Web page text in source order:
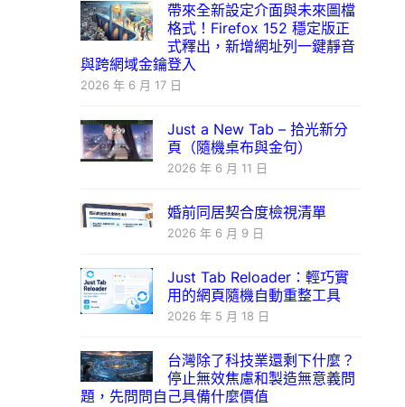
帶來全新設定介面與未來圖檔
格式！Firefox 152 穩定版正
式釋出，新增網址列一鍵靜音
與跨網域金鑰登入
2026 年 6 月 17 日
Just a New Tab – 拾光新分
頁（隨機桌布與金句）
2026 年 6 月 11 日
婚前同居契合度檢視清單
2026 年 6 月 9 日
Just Tab Reloader：輕巧實
用的網頁隨機自動重整工具
2026 年 5 月 18 日
台灣除了科技業還剩下什麼？
停止無效焦慮和製造無意義問
題，先問問自己具備什麼價值